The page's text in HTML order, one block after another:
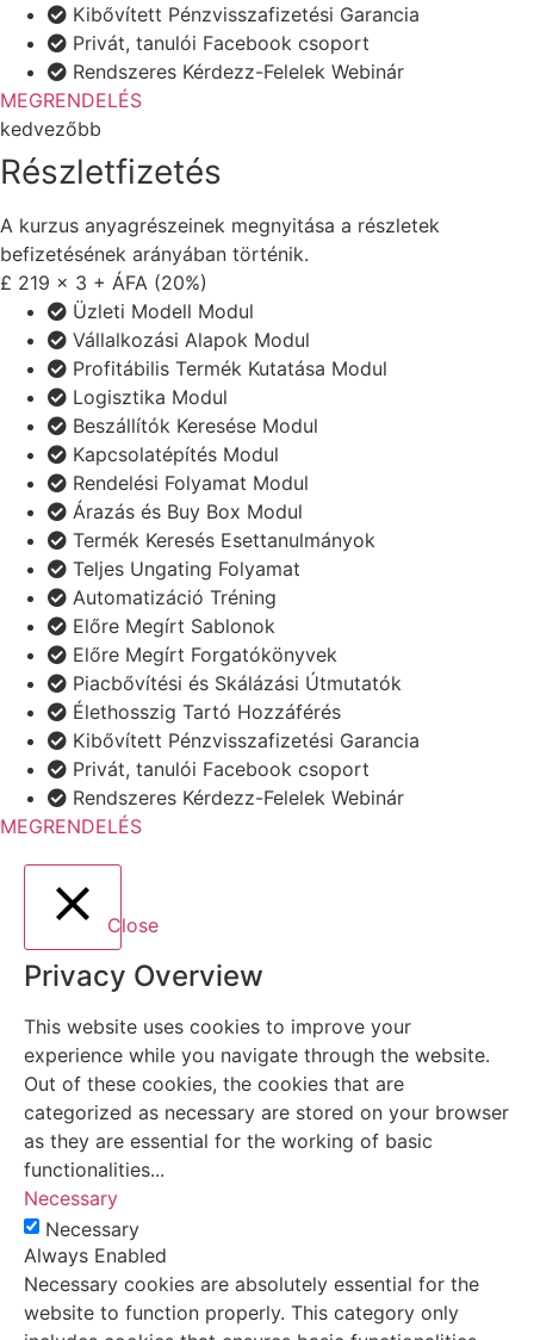
Kibővített Pénzvisszafizetési Garancia
Privát, tanulói Facebook csoport
Rendszeres Kérdezz-Felelek Webinár
MEGRENDELÉS
kedvezőbb
Részletfizetés
A kurzus anyagrészeinek megnyitása a részletek
befizetésének arányában történik.
£ 219 x 3 + ÁFA (20%)
Üzleti Modell Modul
Vállalkozási Alapok Modul
Profitábilis Termék Kutatása Modul
Logisztika Modul
Beszállítók Keresése Modul
Kapcsolatépítés Modul
Rendelési Folyamat Modul
Árazás és Buy Box Modul
Termék Keresés Esettanulmányok
Teljes Ungating Folyamat
Automatizáció Tréning
Előre Megírt Sablonok
Előre Megírt Forgatókönyvek
Piacbővítési és Skálázási Útmutatók
Élethosszig Tartó Hozzáférés
Kibővített Pénzvisszafizetési Garancia
Privát, tanulói Facebook csoport
Rendszeres Kérdezz-Felelek Webinár
MEGRENDELÉS
Close
Privacy Overview
This website uses cookies to improve your
experience while you navigate through the website.
Out of these cookies, the cookies that are
categorized as necessary are stored on your browser
as they are essential for the working of basic
functionalities...
Necessary
Necessary
Always Enabled
Necessary cookies are absolutely essential for the
website to function properly. This category only